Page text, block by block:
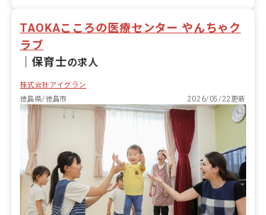
TAOKAこころの医療センター やんちゃク
ラブ
保育士の求人
株式会社アイグラン
徳島県/徳島市
2026/05/22更新